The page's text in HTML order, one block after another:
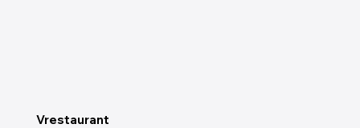
Vrestaurant